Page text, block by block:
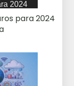
para 2024